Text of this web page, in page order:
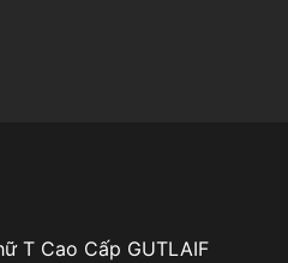
T Cao Cấp GUTLAIF